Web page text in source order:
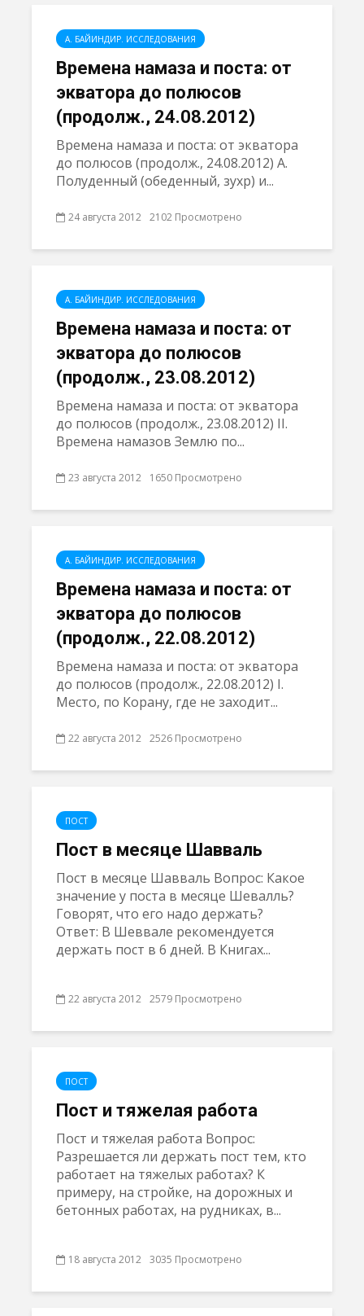
А. БАЙИНДИР. ИССЛЕДОВАНИЯ
Времена намазa и поста: от
экватора до полюсов
(продолж., 24.08.2012)
Времена намазa и поста: от экватора
до полюсов (продолж., 24.08.2012) А.
Полуденный (обеденный, зухр) и...
24 августа 2012 2102 Просмотрено
А. БАЙИНДИР. ИССЛЕДОВАНИЯ
Времена намазa и поста: от
экватора до полюсов
(продолж., 23.08.2012)
Времена намазa и поста: от экватора
до полюсов (продолж., 23.08.2012) II.
Времена намазов Землю по...
23 августа 2012 1650 Просмотрено
А. БАЙИНДИР. ИССЛЕДОВАНИЯ
Времена намазa и поста: от
экватора до полюсов
(продолж., 22.08.2012)
Времена намазa и поста: от экватора
до полюсов (продолж., 22.08.2012) I.
Место, по Корану, где не заходит...
22 августа 2012 2526 Просмотрено
ПОСТ
Пост в месяце Шавваль
Пост в месяце Шавваль Вопрос: Какое
значение у поста в месяце Шевалль?
Говорят, что его надо держать?
Ответ: В Шеввале рекомендуется
держать пост в 6 дней. В Книгах...
22 августа 2012 2579 Просмотрено
ПОСТ
Пост и тяжелая работа
Пост и тяжелая работа Вопрос:
Разрешается ли держать пост тем, кто
работает на тяжелых работах? К
примеру, на стройке, на дорожных и
бетонных работах, на рудниках, в...
18 августа 2012 3035 Просмотрено